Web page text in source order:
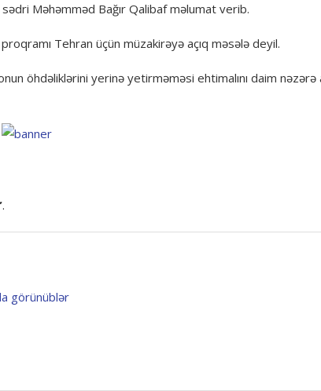
Məhəmməd Bağır Qalibaf məlumat verib.
Tehran üçün müzakirəyə açıq məsələ deyil.
öhdəliklərini yerinə yetirməməsi ehtimalını daim nəzərə
.
görünüblər